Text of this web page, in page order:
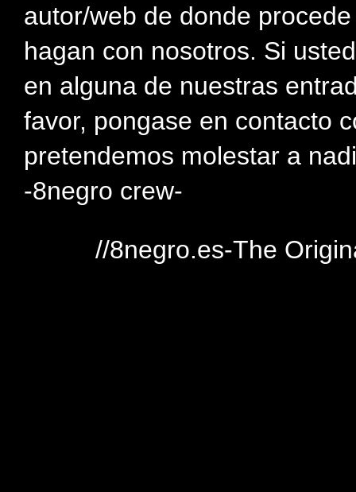
autor/web de donde
hagan con nosotros. Si
en alguna de nuestras
favor, pongase en contacto
pretendemos molestar a
-8negro crew-
//8negro.es-The